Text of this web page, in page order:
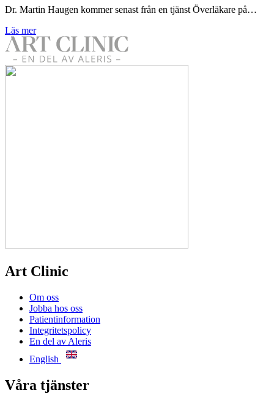
Dr. Martin Haugen kommer senast från en tjänst Överläkare på…
Läs mer
Art Clinic
Om oss
Jobba hos oss
Patientinformation
Integritetspolicy
En del av Aleris
English
Våra tjänster